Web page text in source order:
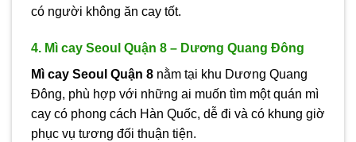
có người không ăn cay tốt.
4. Mì cay Seoul Quận 8 – Dương Quang Đông
Mì cay Seoul Quận 8 nằm tại khu Dương Quang
Đông, phù hợp với những ai muốn tìm một quán mì
cay có phong cách Hàn Quốc, dễ đi và có khung giờ
phục vụ tương đối thuận tiện.